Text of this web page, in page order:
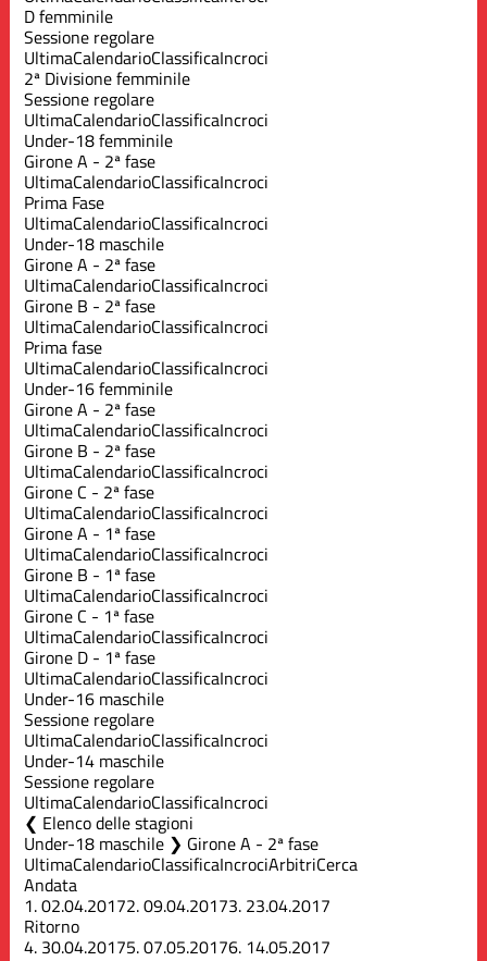
D femminile
Sessione regolare
UltimaCalendarioClassificaIncroci
2ª Divisione femminile
Sessione regolare
UltimaCalendarioClassificaIncroci
Under-18 femminile
Girone A - 2ª fase
UltimaCalendarioClassificaIncroci
Prima Fase
UltimaCalendarioClassificaIncroci
Under-18 maschile
Girone A - 2ª fase
UltimaCalendarioClassificaIncroci
Girone B - 2ª fase
UltimaCalendarioClassificaIncroci
Prima fase
UltimaCalendarioClassificaIncroci
Under-16 femminile
Girone A - 2ª fase
UltimaCalendarioClassificaIncroci
Girone B - 2ª fase
UltimaCalendarioClassificaIncroci
Girone C - 2ª fase
UltimaCalendarioClassificaIncroci
Girone A - 1ª fase
UltimaCalendarioClassificaIncroci
Girone B - 1ª fase
UltimaCalendarioClassificaIncroci
Girone C - 1ª fase
UltimaCalendarioClassificaIncroci
Girone D - 1ª fase
UltimaCalendarioClassificaIncroci
Under-16 maschile
Sessione regolare
UltimaCalendarioClassificaIncroci
Under-14 maschile
Sessione regolare
UltimaCalendarioClassificaIncroci
Elenco delle stagioni
Under-18 maschile ❯ Girone A - 2ª fase
UltimaCalendarioClassificaIncrociArbitriCerca
Andata
1.02.04.20172.09.04.20173. 23.04.2017
Ritorno
4. 30.04.20175.07.05.20176. 14.05.2017